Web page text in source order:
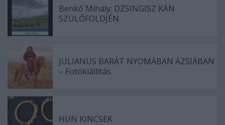
Benkő Mihály: DZSINGISZ KÁN
SZÜLŐFÖLDJÉN
JULIANUS BARÁT NYOMÁBAN ÁZSIÁBAN
– Fotókiállítás
HUN KINCSEK